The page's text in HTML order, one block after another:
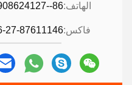
الهاتف:86--13908624127
فاكس:27-87611146